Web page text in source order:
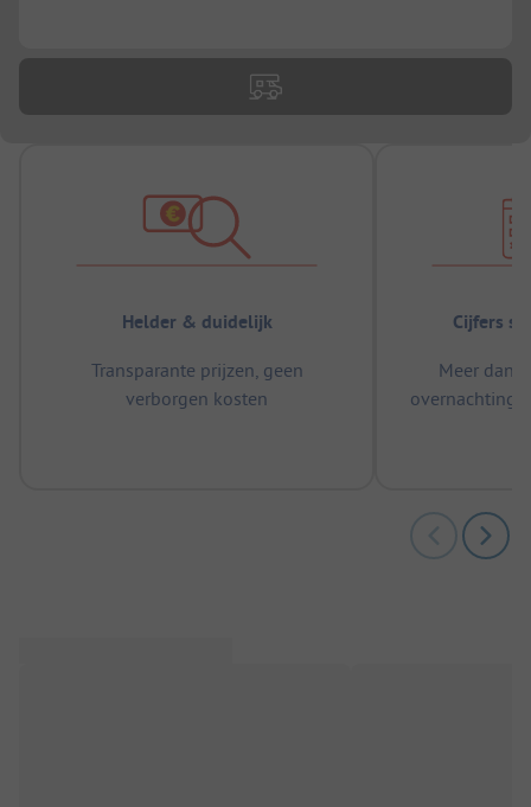
Helder & duidelijk
Transparante prijzen, geen
verborgen kosten
Cijfers
Meer dan